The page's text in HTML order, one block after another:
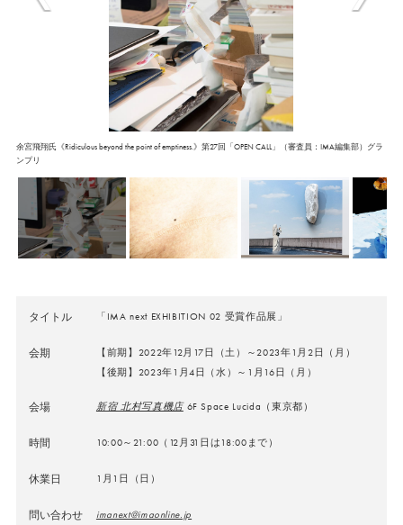
余宮飛翔氏《Ridiculous beyond the point of emptiness.》第27回「OPEN CALL」（審査員：IMA編集部）グラ
ンプリ
タイトル 「 IMA next EXHIBITION 02 受賞作品展 」
会期
【前期】2022年12月17日（土）～2023年1月2日（月）
【後期】2023年1月4日（水）～1月16日（月）
会場 新宿 北村写真機店6F Space Lucida（東京都）
時間 10:00～21:00（12月31日は18:00まで）
休業日 1月1日（日）
問い合わせ imanext@imaonline.jp